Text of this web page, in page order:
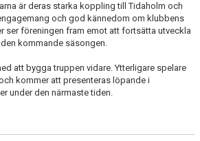
är deras starka koppling till Tidaholm och
och god kännedom om klubbens
ser föreningen fram emot att fortsätta utveckla
kommande säsongen.
att bygga truppen vidare. Ytterligare spelare
kommer att presenteras löpande i
under den närmaste tiden.